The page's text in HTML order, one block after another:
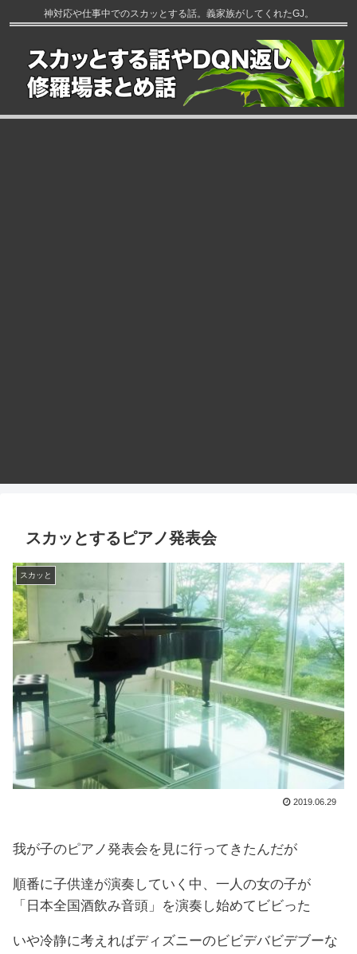
神対応や仕事中でのスカッとする話。義家族がしてくれたGJ。
スカッとするピアノ発表会
スカッと
2019.06.29
我が子のピアノ発表会を見に行ってきたんだが
順番に子供達が演奏していく中、一人の女の子が
「日本全国酒飲み音頭」を演奏し始めてビビった
いや冷静に考えればディズニーのビビデバビデブーな